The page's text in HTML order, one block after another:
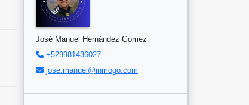
José Manuel Hernández Gómez
+529981436027
jose.manuel@inmogo.com